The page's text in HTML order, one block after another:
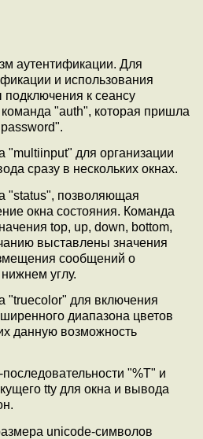
аутентификации. Для
и использования
к сеансу
"auth", которая пришла
"multiinput" для организации
сразу в нескольких окнах.
"status", позволяющая
окна состояния. Команда
top, up, down, bottom,
выставлены значения
сообщений о
углу.
"truecolor" для включения
диапазона цветов
данную возможность
"%T" и
tty для окна и вывода
unicode-символов